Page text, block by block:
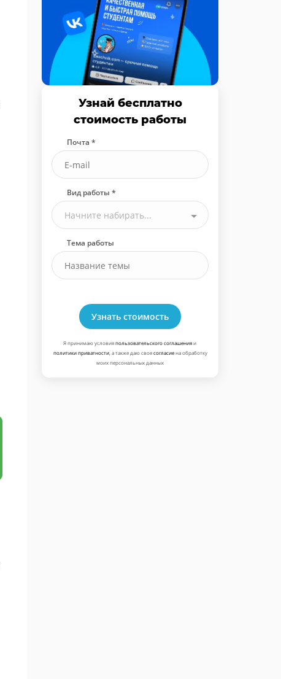
Узнай бесплатно
стоимость работы
Почта *
Вид работы *
Начните набирать...
Тема работы
Узнать стоимость
Я принимаю условияпользовательского соглашенияи
политики приватности, а также даю своесогласиена обработку
моих персональных данных